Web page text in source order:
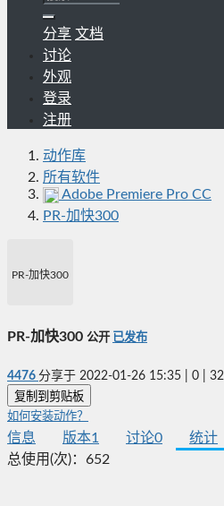
分享 文档
讨论
外观
登录
注册
动作库
所有软件
Adobe Premiere Pro CC
PR-加快300
PR-加快300
PR-加快300 公开 已发布
4476 分享于 2022-01-26 15:35 0 32
复制到剪贴板
如何安装动作？
信息 版本1 讨论0 统计
总使用(次)： 652